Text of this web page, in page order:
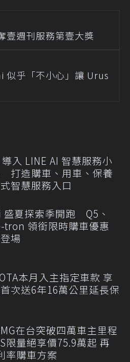
壹週刊服務第壹大獎
似乎「不小心」讓 Urus
導入 LINE AI 智慧服務小
打造購車、用車、保養
智慧服務入口
盛夏探索季開跑 Q5、
tron 領銜限時購車優惠
場
本月入主指定車款 享
次送6年16萬公里延長保
在台突破四萬車主里程
限量絕享價75.9萬起 再
率購車方案